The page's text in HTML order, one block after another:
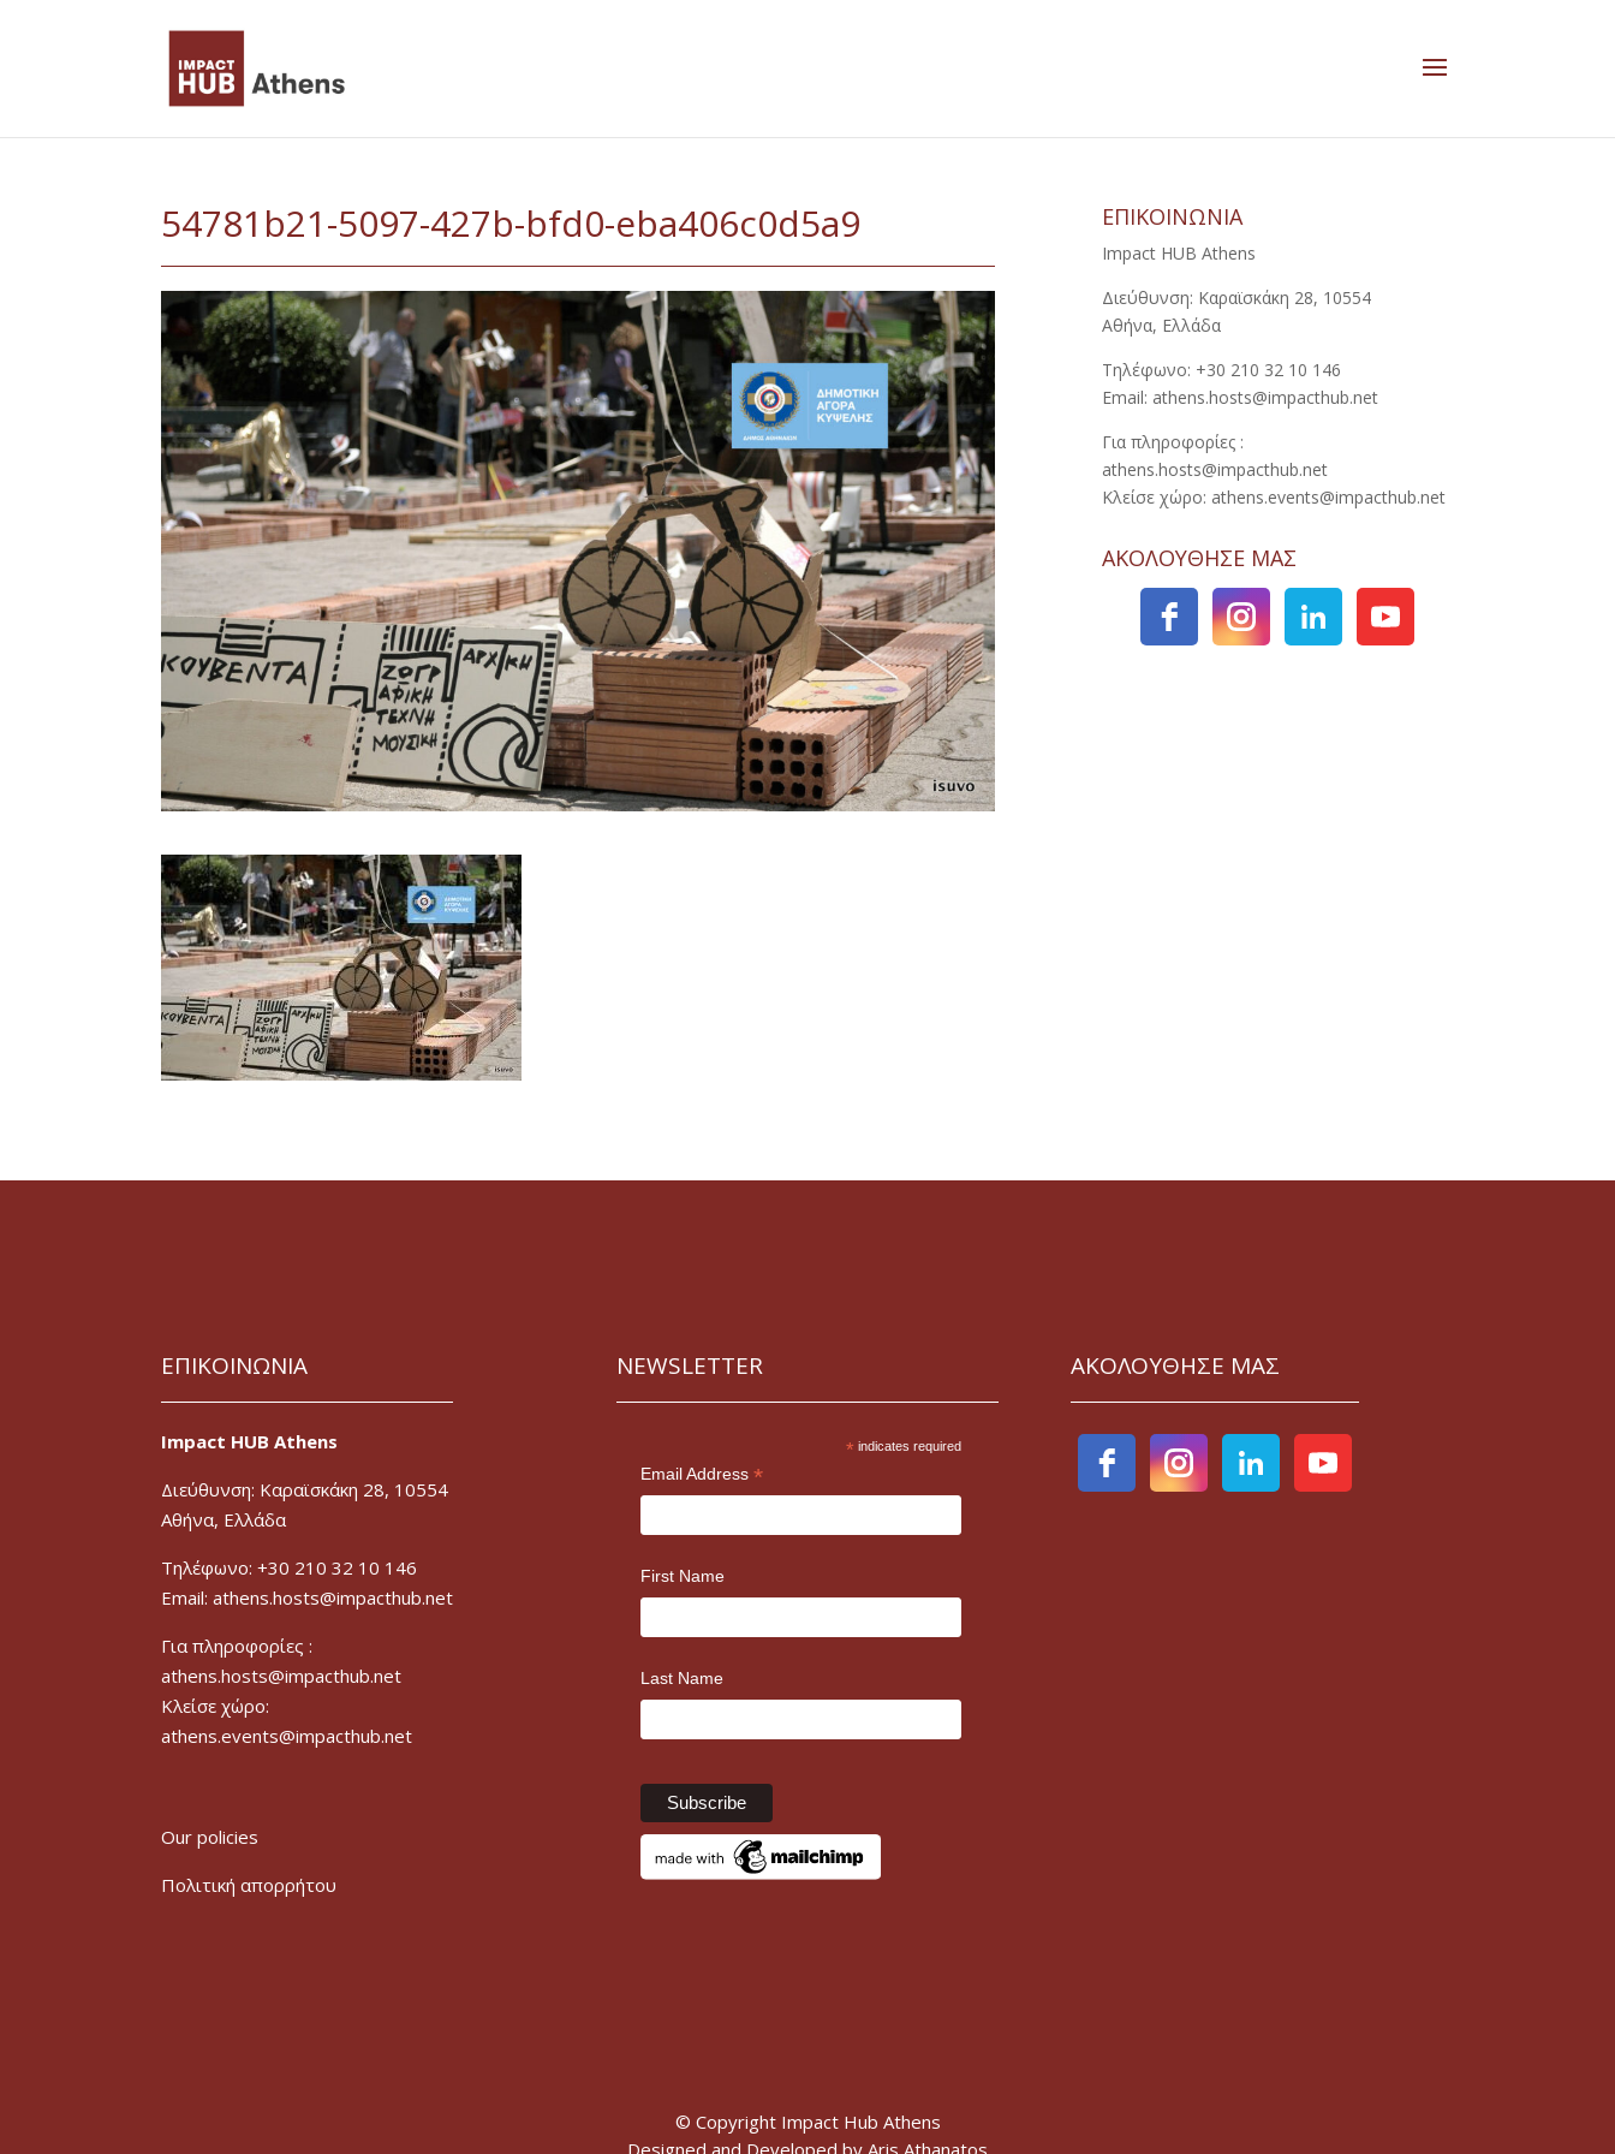
54781b21-5097-427b-bfd0-eba406c0d5a9 ΕΠΙΚΟΙΝΩΝΙΑ
Impact HUB Athens
Διεύθυνση: Καραϊσκάκη 28, 10554
Αθήνα, Ελλάδα
Τηλέφωνο: +30 210 32 10 146
Email: athens.hosts@impacthub.net
Για πληροφορίες :
athens.hosts@impacthub.net
Κλείσε χώρο: athens.events@impacthub.net
ΑΚΟΛΟΥΘΗΣΕ ΜΑΣ
ΕΠΙΚΟΙΝΩΝΙΑ
Impact HUB Athens
Διεύθυνση: Καραϊσκάκη 28, 10554
Αθήνα, Ελλάδα
Τηλέφωνο: +30 210 32 10 146
Email: athens.hosts@impacthub.net
Για πληροφορίες :
athens.hosts@impacthub.net
Κλείσε χώρο:
athens.events@impacthub.net
Our policies
Πολιτική απορρήτου
NEWSLETTER
* indicates required
Email Address *
First Name
Last Name
ΑΚΟΛΟΥΘΗΣΕ ΜΑΣ
© Copyright Impact Hub Athens